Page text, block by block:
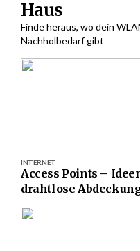
Haus
Finde heraus, wo dein
Nachholbedarf gibt
Access Points –
drahtlose
INTERNET